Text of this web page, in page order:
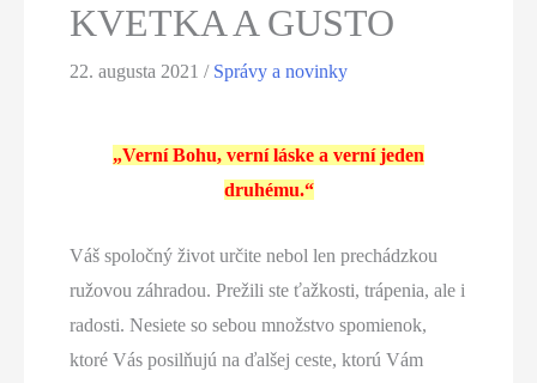
KVETKA A GUSTO
22. augusta 2021/ Správy a novinky
„Verní Bohu, verní láske a verní jeden
druhému.“
Váš spoločný život určite nebol len prechádzkou
ružovou záhradou. Prežili ste ťažkosti, trápenia, ale i
radosti. Nesiete so sebou množstvo spomienok,
ktoré Vás posilňujú na ďalšej ceste, ktorú Vám